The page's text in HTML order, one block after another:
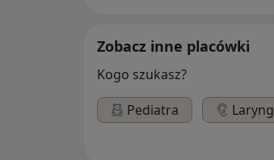
Zobacz inne placówki
Kogo szukasz?
Pediatra